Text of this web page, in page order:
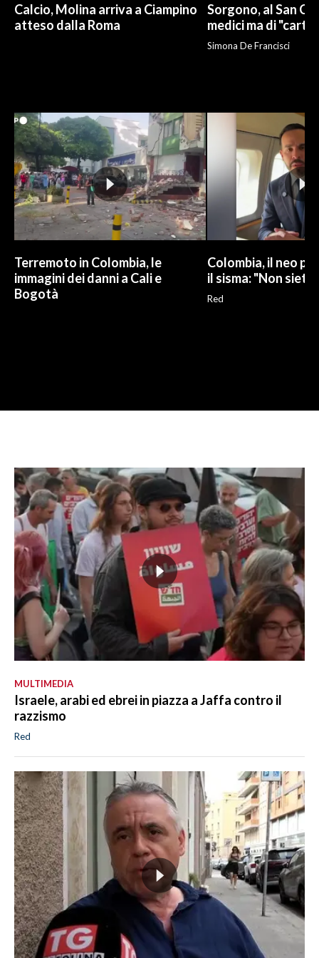
Calcio, Molina arriva a Ciampino
atteso dalla Roma
Sorgono, al San
medici ma di
Simona De Francisci
Terremoto in Colombia, le
immagini dei danni a Cali e
Bogotà
Colombia, il neo
il sisma: "Non siete
Red
MULTIMEDIA
Israele, arabi ed ebrei in piazza a Jaffa contro il
razzismo
Red